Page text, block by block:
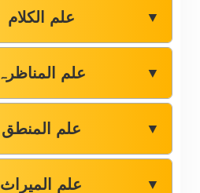
علم الکلام ▼
علم المناظرہ ▼
علم المنطق ▼
علم المیراث ▼